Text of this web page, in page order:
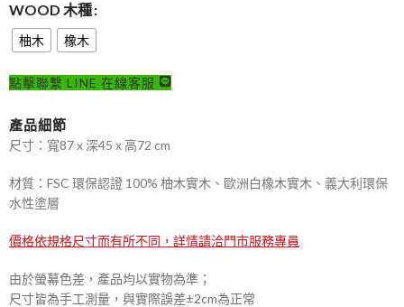
WOOD 木種
柚木 橡木
點擊聯繫 LINE 在線客服
產品細節
尺寸：寬87 x 深45 x 高72 cm
材質：FSC 環保認證 100% 柚木實木、歐洲白橡木實木、義大利環保
水性塗層
價格依規格尺寸而有所不同，詳情請洽門市服務專員
由於螢幕色差，產品均以實物為準；
尺寸皆為手工測量，與實際誤差±2cm為正常